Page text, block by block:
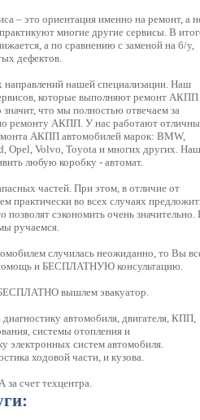
– это ориентация именно на ремонт, а
многие другие сервисы. В
а по сравнению с заменой на б/у,
дефектов.
нашей специализации. Наш
которые выполняют ремонт АКПП
что мы полностью отвечаем за
ремонту АКПП. У нас работают
АКПП автомобилей марок: BMW,
Opel, Volvo, Toyota и многих других.
любую коробку - автомат.
частей. При этом, в отличие от
практически во всех случаях
позволят сэкономить очень значительно.
ручаемся.
случилась неожиданно, то Вы
и БЕСПЛАТНУЮ консультацию.
вышлем эвакуатор.
автомобиля, двигателя, КПП,
системы отопления и
электронных систем автомобиля.
ходовой части, и кузова.
счет техцентра.